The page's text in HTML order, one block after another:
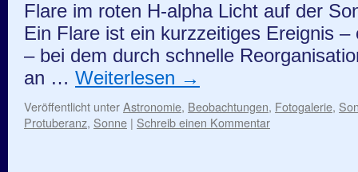
Flare im roten H-alpha Licht auf der
Ein Flare ist ein kurzzeitiges Ereignis
– bei dem durch schnelle
an … Weiterlesen →
Veröffentlicht unterAstronomie, Beobachtungen, Fotogalerie,
Protuberanz, Sonne | Schreib einen Kommentar